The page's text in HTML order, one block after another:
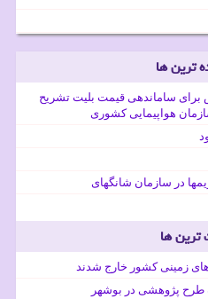
ترین ها
ساماندهی قیمت بلیت تشریح
هواپیمایی کشوری
در سازمان شانگهای
ترین ها
طرح پژوهشی در بوشهر